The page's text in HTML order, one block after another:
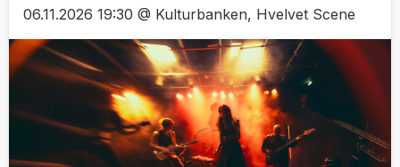
06.11.2026 19:30 @ Kulturbanken, Hvelvet Scene